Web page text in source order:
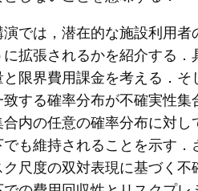
演では，潜在的な施設利用
に拡張されるかを紹介する
と限界費用課金を考える．
致する確率分布が不確実性
合内の任意の確率分布に対
でも維持されることを示す
ク尺度の双対表現に基づく